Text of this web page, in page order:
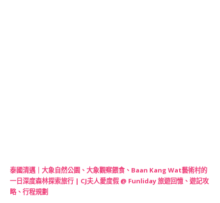
泰國清邁｜大象自然公園、大象觀察餵食、Baan Kang Wat藝術村的
一日深度森林探索旅行 | CJ夫人愛度假 @ Funliday 旅遊回憶、遊記攻
略、行程規劃